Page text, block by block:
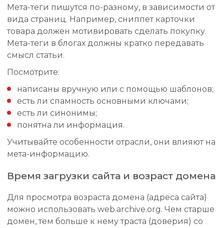
Мета-теги пишутся по-разному, в зависимости от
вида страниц. Например, сниппет карточки
товара должен мотивировать сделать покупку.
Мета-теги в блогах должны кратко передавать
смысл статьи.
Посмотрите:
написаны вручную или с помощью шаблонов;
есть ли спамность основными ключами;
есть ли синонимы;
понятна ли информация.
Учитывайте особенности отрасли, они влияют на
мета-информацию.
Время загрузки сайта и возраст домена
Для просмотра возраста домена (адреса сайта)
можно использовать web.archive.org. Чем старше
домен, тем больше к нему траста (доверия) со